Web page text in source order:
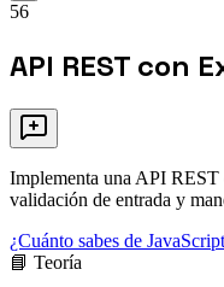
56
API REST con
Implementa una API REST
validación de entrada y
¿Cuánto sabes de
📘 Teoría